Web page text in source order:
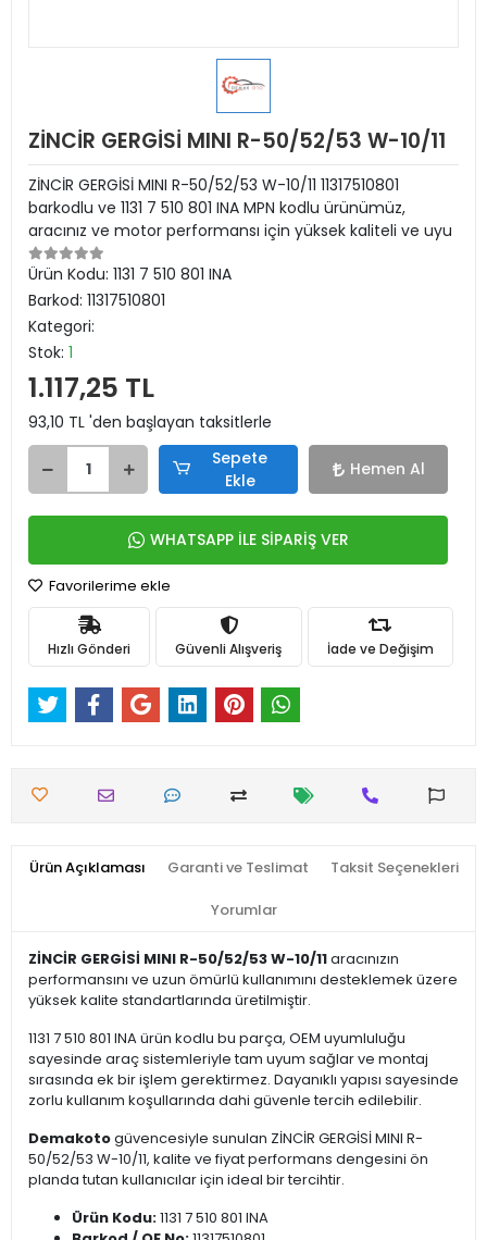
ZİNCİR GERGİSİ MINI R-50/52/53 W-10/11
ZİNCİR GERGİSİ MINI R-50/52/53 W-10/11 11317510801
barkodlu ve 1131 7 510 801 INA MPN kodlu ürünümüz,
aracınız ve motor performansı için yüksek kaliteli ve uyu
Ürün Kodu: 1131 7 510 801 INA
Barkod: 11317510801
Kategori:
Stok: 1
1.117,25 TL
93,10 TL 'den başlayan taksitlerle
Sepete
Ekle
Hemen Al
WHATSAPP İLE SİPARİŞ VER
Favorilerime ekle
Hızlı Gönderi Güvenli Alışveriş İade ve Değişim
Ürün Açıklaması Garanti ve Teslimat Taksit Seçenekleri
Yorumlar
ZİNCİR GERGİSİ MINI R-50/52/53 W-10/11aracınızın
performansını ve uzun ömürlü kullanımını desteklemek üzere
yüksek kalite standartlarında üretilmiştir.
1131 7 510 801 INA ürün kodlu bu parça, OEM uyumluluğu
sayesinde araç sistemleriyle tam uyum sağlar ve montaj
sırasında ek bir işlem gerektirmez. Dayanıklı yapısı sayesinde
zorlu kullanım koşullarında dahi güvenle tercih edilebilir.
Demakotogüvencesiyle sunulan ZİNCİR GERGİSİ MINI R-
50/52/53 W-10/11, kalite ve fiyat performans dengesini ön
planda tutan kullanıcılar için ideal bir tercihtir.
Ürün Kodu:1131 7 510 801 INA